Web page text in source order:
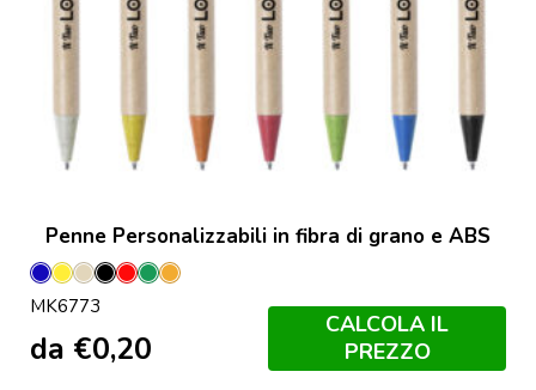
Penne Personalizzabili in fibra di grano e ABS
BluGiallo
Naturale
NeroRosso
VerdeOrange
MK6773
da €0,20
CALCOLA IL
PREZZO